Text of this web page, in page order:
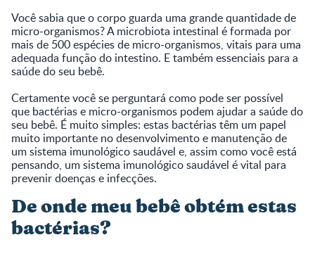
Você sabia que o corpo guarda uma grande quantidade de
micro-organismos? A microbiota intestinal é formada por
mais de 500 espécies de micro-organismos, vitais para uma
adequada função do intestino. E também essenciais para a
saúde do seu bebê.
Certamente você se perguntará como pode ser possível
que bactérias e micro-organismos podem ajudar a saúde do
seu bebê. É muito simples: estas bactérias têm um papel
muito importante no desenvolvimento e manutenção de
um sistema imunológico saudável e, assim como você está
pensando, um sistema imunológico saudável é vital para
prevenir doenças e infecções.
De onde meu bebê obtém estas
bactérias?